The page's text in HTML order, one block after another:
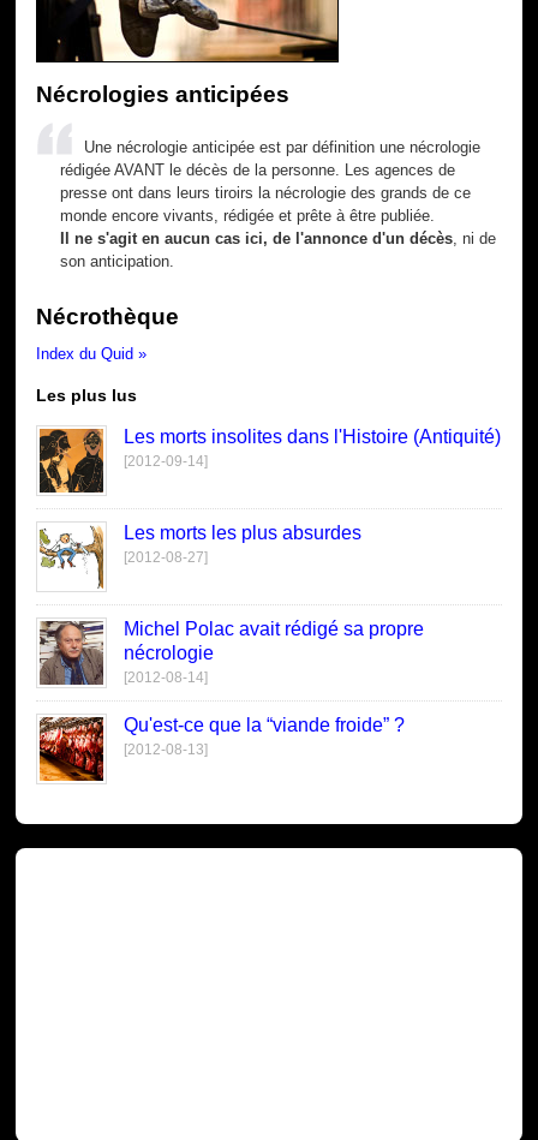
Nécrologies anticipées
Une nécrologie anticipée est par définition une nécrologie
rédigée AVANT le décès de la personne. Les agences de
presse ont dans leurs tiroirs la nécrologie des grands de ce
monde encore vivants, rédigée et prête à être publiée.
Il ne s'agit en aucun cas ici, de l'annonce d'un décès , ni de
son anticipation.
Nécrothèque
Index du Quid »
Les plus lus
Les morts insolites dans l'Histoire (Antiquité)
[2012-09-14]
Les morts les plus absurdes
[2012-08-27]
Michel Polac avait rédigé sa propre
nécrologie
[2012-08-14]
Qu'est-ce que la “viande froide” ?
[2012-08-13]